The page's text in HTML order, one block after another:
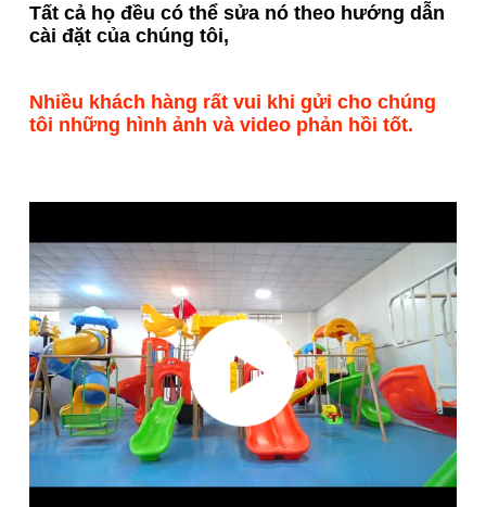
Tất cả họ đều có thể sửa nó theo hướng dẫn
cài đặt của chúng tôi,
Nhiều khách hàng rất vui khi gửi cho chúng
tôi những hình ảnh và video phản hồi tốt.